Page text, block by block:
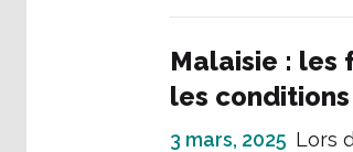
Malaisie : les
les
3 mars, 2025 Lors